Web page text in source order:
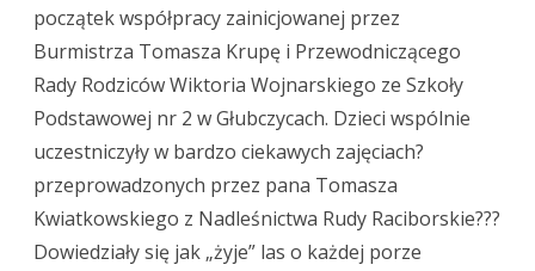
Ekologicznej
w
początek współpracy zainicjowanej przez
Burmistrza Tomasza Krupę i Przewodniczącego
Rady Rodziców Wiktoria Wojnarskiego ze Szkoły
Podstawowej nr 2 w Głubczycach. Dzieci wspólnie
uczestniczyły w bardzo ciekawych zajęciach?
przeprowadzonych przez pana Tomasza
Kwiatkowskiego z Nadleśnictwa Rudy Raciborskie???
Dowiedziały się jak „żyje” las o każdej porze